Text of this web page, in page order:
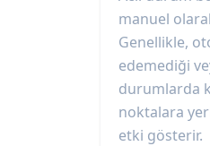
manuel
Genellikle,
edemediği
durumlarda
noktalara
etki gösterir.